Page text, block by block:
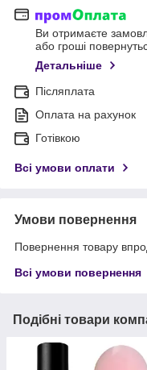
Ви отримаєте
або гроші
Детальніше
Післяплата
Оплата на рахунок
Готівкою
Всі умови оплати
Умови повернення
Повернення товару
Всі умови повернення
Подібні товари